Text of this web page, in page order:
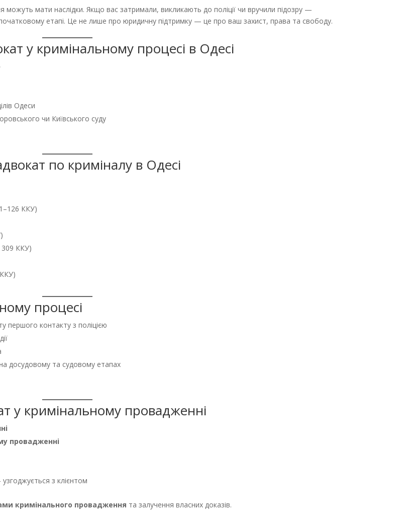
мати наслідки. Якщо вас затримали, викликають до поліції чи вручили підозру —
етапі. Це не лише про юридичну підтримку — це про ваш захист, права та свободу.
у кримінальному процесі в Одесі
Одеси
чи Київського суду
по криміналу в Одесі
ККУ)
309 ККУ)
процесі
першого контакту з поліцією
досудовому та судовому етапах
у кримінальному провадженні
провадженні
з клієнтом
кримінального провадження та залучення власних доказів.